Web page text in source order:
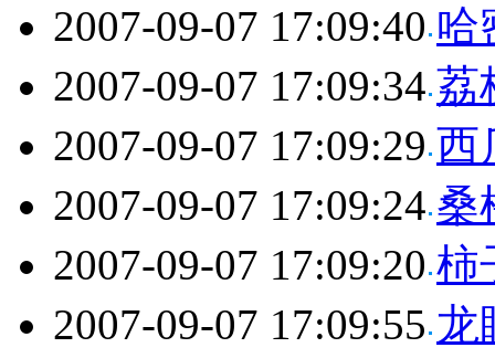
2007-09-07 17:09:40 哈
2007-09-07 17:09:34 荔
2007-09-07 17:09:29 西
2007-09-07 17:09:24 桑
2007-09-07 17:09:20 柿
2007-09-07 17:09:55 龙